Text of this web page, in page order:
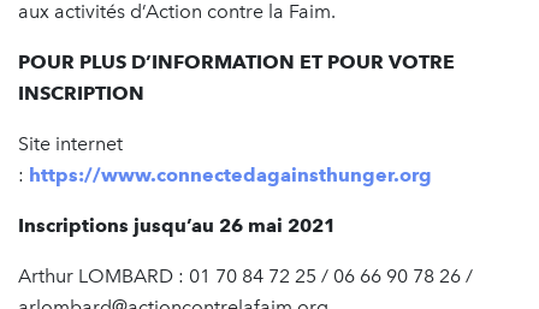
aux activités d’Action contre la Faim.
POUR PLUS D’INFORMATION ET POUR VOTRE
INSCRIPTION
Site internet
: https://www.connectedagainsthunger.org
Inscriptions jusqu’au 26 mai 2021
Arthur LOMBARD : 01 70 84 72 25 / 06 66 90 78 26 /